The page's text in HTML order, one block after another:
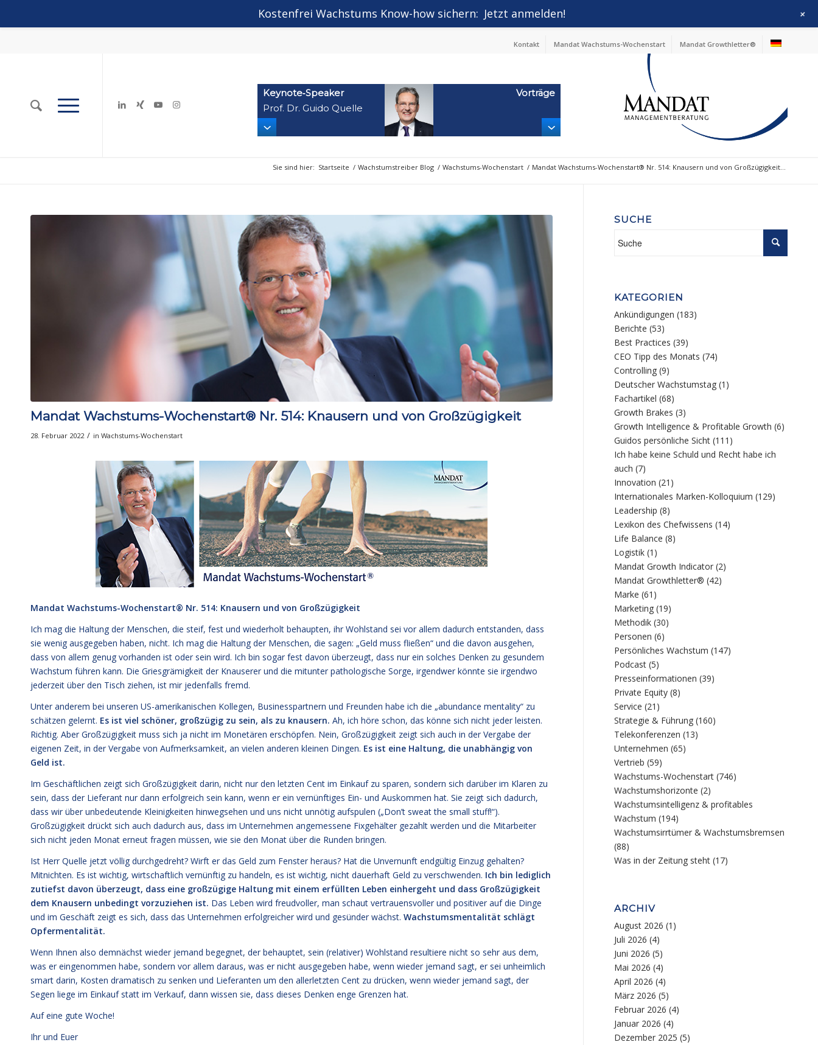
Kontakt Mandat Wachstums-Wochenstart Mandat Growthletter®
Keynote‑Speaker
Prof. Dr. Guido Quelle
Vorträge
Sie sind hier: Startseite / Wachstumstreiber Blog / Wachstums-Wochenstart / Mandat Wachstums-Wochenstart® Nr. 514: Knausern und von Großzügigkeit...
Mandat Wachstums-Wochenstart® Nr. 514: Knausern und von Großzügigkeit
28. Februar 2022 / in Wachstums-Wochenstart
Mandat Wachstums-Wochenstart® Nr. 514: Knausern und von Großzügigkeit
Ich mag die Haltung der Menschen, die steif, fest und wiederholt behaupten, ihr Wohlstand sei vor allem dadurch entstanden, dass
sie wenig ausgegeben haben, nicht. Ich mag die Haltung der Menschen, die sagen: „Geld muss fließen“ und die davon ausgehen,
dass von allem genug vorhanden ist oder sein wird. Ich bin sogar fest davon überzeugt, dass nur ein solches Denken zu gesundem
Wachstum führen kann. Die Griesgrämigkeit der Knauserer und die mitunter pathologische Sorge, irgendwer könnte sie irgendwo
jederzeit über den Tisch ziehen, ist mir jedenfalls fremd.
Unter anderem bei unseren US-amerikanischen Kollegen, Businesspartnern und Freunden habe ich die „abundance mentality“ zu
schätzen gelernt. Es ist viel schöner, großzügig zu sein, als zu knausern. Ah, ich höre schon, das könne sich nicht jeder leisten.
Richtig. Aber Großzügigkeit muss sich ja nicht im Monetären erschöpfen. Nein, Großzügigkeit zeigt sich auch in der Vergabe der
eigenen Zeit, in der Vergabe von Aufmerksamkeit, an vielen anderen kleinen Dingen. Es ist eine Haltung, die unabhängig von
Geld ist.
Im Geschäftlichen zeigt sich Großzügigkeit darin, nicht nur den letzten Cent im Einkauf zu sparen, sondern sich darüber im Klaren zu
sein, dass der Lieferant nur dann erfolgreich sein kann, wenn er ein vernünftiges Ein- und Auskommen hat. Sie zeigt sich dadurch,
dass wir über unbedeutende Kleinigkeiten hinwegsehen und uns nicht unnötig aufspulen („Don’t sweat the small stuff!“).
Großzügigkeit drückt sich auch dadurch aus, dass im Unternehmen angemessene Fixgehälter gezahlt werden und die Mitarbeiter
sich nicht jeden Monat erneut fragen müssen, wie sie den Monat über die Runden bringen.
Ist Herr Quelle jetzt völlig durchgedreht? Wirft er das Geld zum Fenster heraus? Hat die Unvernunft endgültig Einzug gehalten?
Mitnichten. Es ist wichtig, wirtschaftlich vernünftig zu handeln, es ist wichtig, nicht dauerhaft Geld zu verschwenden. Ich bin lediglich
zutiefst davon überzeugt, dass eine großzügige Haltung mit einem erfüllten Leben einhergeht und dass Großzügigkeit
dem Knausern unbedingt vorzuziehen ist. Das Leben wird freudvoller, man schaut vertrauensvoller und positiver auf die Dinge
und im Geschäft zeigt es sich, dass das Unternehmen erfolgreicher wird und gesünder wächst. Wachstumsmentalität schlägt
Opfermentalität.
Wenn Ihnen also demnächst wieder jemand begegnet, der behauptet, sein (relativer) Wohlstand resultiere nicht so sehr aus dem,
was er eingenommen habe, sondern vor allem daraus, was er nicht ausgegeben habe, wenn wieder jemand sagt, er sei unheimlich
smart darin, Kosten dramatisch zu senken und Lieferanten um den allerletzten Cent zu drücken, wenn wieder jemand sagt, der
Segen liege im Einkauf statt im Verkauf, dann wissen sie, dass dieses Denken enge Grenzen hat.
Auf eine gute Woche!
Ihr und Euer
SUCHE
KATEGORIEN
Ankündigungen (183)
Berichte (53)
Best Practices (39)
CEO Tipp des Monats (74)
Controlling (9)
Deutscher Wachstumstag (1)
Fachartikel (68)
Growth Brakes (3)
Growth Intelligence & Profitable Growth (6)
Guidos persönliche Sicht (111)
Ich habe keine Schuld und Recht habe ich
auch (7)
Innovation (21)
Internationales Marken-Kolloquium (129)
Leadership (8)
Lexikon des Chefwissens (14)
Life Balance (8)
Logistik (1)
Mandat Growth Indicator (2)
Mandat Growthletter® (42)
Marke (61)
Marketing (19)
Methodik (30)
Personen (6)
Persönliches Wachstum (147)
Podcast (5)
Presseinformationen (39)
Private Equity (8)
Service (21)
Strategie & Führung (160)
Telekonferenzen (13)
Unternehmen (65)
Vertrieb (59)
Wachstums-Wochenstart (746)
Wachstumshorizonte (2)
Wachstumsintelligenz & profitables
Wachstum (194)
Wachstumsirrtümer & Wachstumsbremsen
(88)
Was in der Zeitung steht (17)
ARCHIV
August 2026 (1)
Juli 2026 (4)
Juni 2026 (5)
Mai 2026 (4)
April 2026 (4)
März 2026 (5)
Februar 2026 (4)
Januar 2026 (4)
Dezember 2025 (5)
Kostenfrei Wachstums Know-how sichern: Jetzt anmelden! +